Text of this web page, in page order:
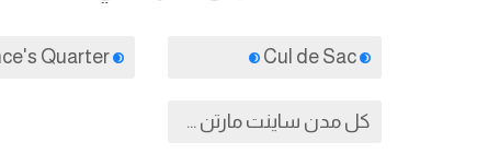
كل مدن ساينت مارتن هولندي